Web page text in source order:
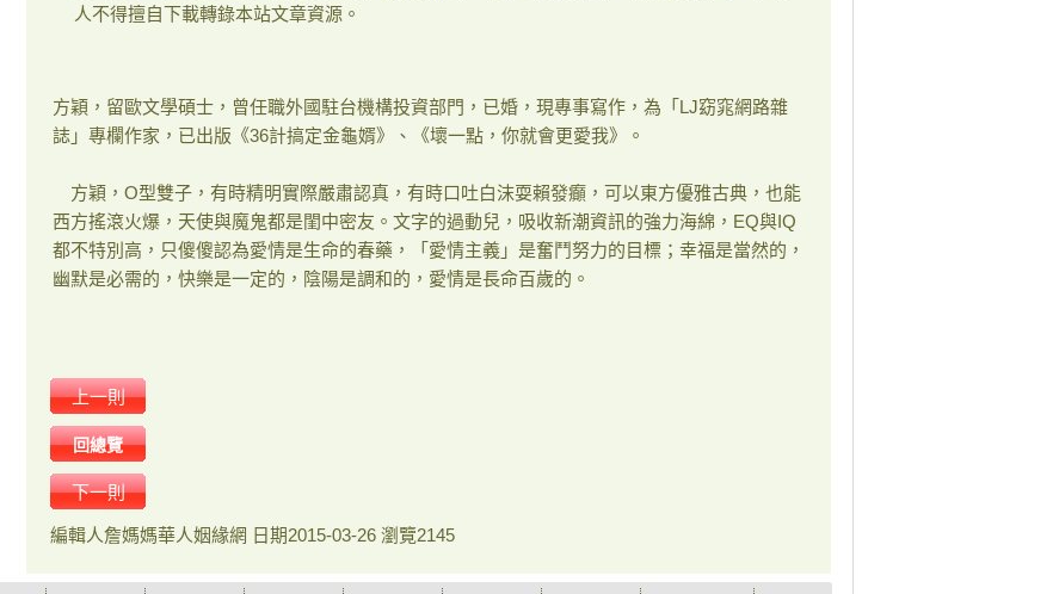
人不得擅自下載轉錄本站文章資源。
方穎，留歐文學碩士，曾任職外國駐台機構投資部門，已婚，現專事寫作，為「LJ窈窕網路雜
誌」專欄作家，已出版《36計搞定金龜婿》、《壞一點，你就會更愛我》。
方穎，O型雙子，有時精明實際嚴肅認真，有時口吐白沫耍賴發癲，可以東方優雅古典，也能
西方搖滾火爆，天使與魔鬼都是閨中密友。文字的過動兒，吸收新潮資訊的強力海綿，EQ與IQ
都不特別高，只傻傻認為愛情是生命的春藥，「愛情主義」是奮鬥努力的目標；幸福是當然的，
幽默是必需的，快樂是一定的，陰陽是調和的，愛情是長命百歲的。
上一則
回總覽
下一則
編輯人詹媽媽華人姻緣網 日期2015-03-26 瀏覽2145